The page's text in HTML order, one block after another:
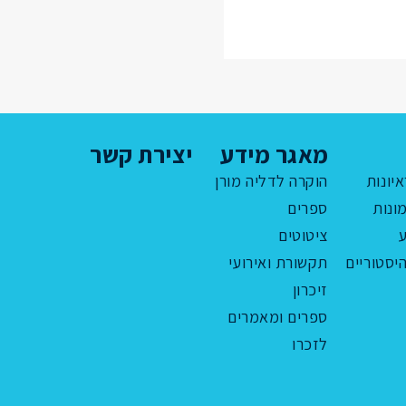
מאגר מידע
הוקרה לדליה מורן
ספרים
ציטוטים
תקשורת ואירועי
זיכרון
ספרים ומאמרים
לזכרו
יצירת קשר